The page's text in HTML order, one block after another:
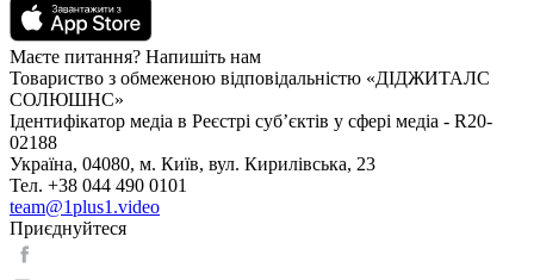
Маєте питання? Напишіть нам
Товариство з обмеженою відповідальністю «ДІДЖИТАЛС
СОЛЮШНС»
Ідентифікатор медіа в Реєстрі суб’єктів у сфері медіа - R20-
02188
Україна, 04080, м. Київ, вул. Кирилівська, 23
Тел. +38 044 490 0101
team@1plus1.video
Приєднуйтеся